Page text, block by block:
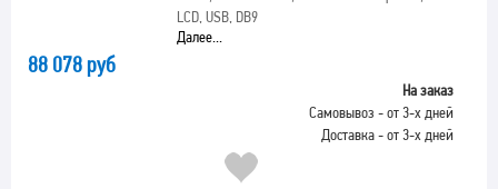
LCD, USB, DB9
Далее...
88 078 руб
На заказ
Самовывоз - от 3-х дней
Доставка - от 3-х дней